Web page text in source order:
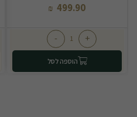
499.90
₪
+
-
הוספה לסל